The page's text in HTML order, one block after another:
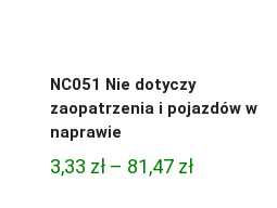
NC051 Nie dotyczy
zaopatrzenia i pojazdów w
naprawie
3,33 zł – 81,47 złZakres